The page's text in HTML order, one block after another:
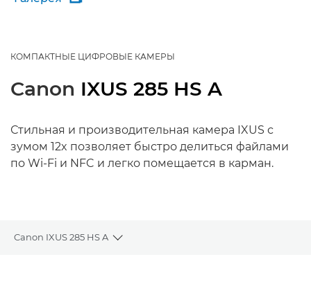
КОМПАКТНЫЕ ЦИФРОВЫЕ КАМЕРЫ
Canon IXUS 285 HS A
Стильная и производительная камера IXUS с
зумом 12x позволяет быстро делиться файлами
по Wi-Fi и NFC и легко помещается в карман.
Canon IXUS 285 HS A
Toggle breadcrumbs